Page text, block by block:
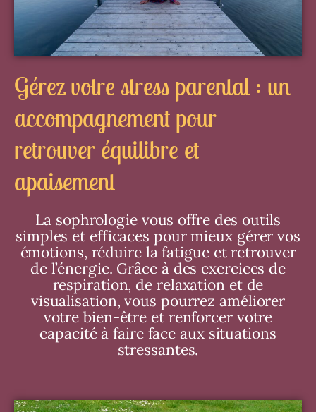
Gérez votre stress parental : un
accompagnement pour
retrouver équilibre et
apaisement
La sophrologie vous offre des outils
simples et efficaces pour mieux gérer vos
émotions, réduire la fatigue et retrouver
de l’énergie. Grâce à des exercices de
respiration, de relaxation et de
visualisation, vous pourrez améliorer
votre bien-être et renforcer votre
capacité à faire face aux situations
stressantes.